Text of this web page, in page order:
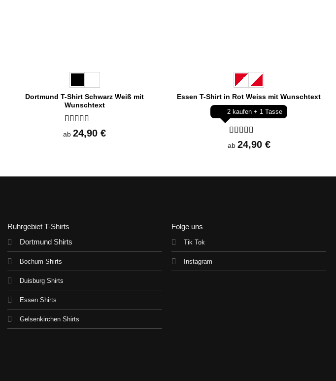
Dortmund T-Shirt Schwarz Weiß mit
Wunschtext
Bewertet
mit5 von 5
ab24,90€
Essen T-Shirt in Rot Weiss mit Wunschtext
2 kaufen + 1 Tasse
Bewertet
mit5 von 5
ab 24,90 €
Ruhrgebiet T-Shirts
Dortmund Shirts
Bochum Shirts
Duisburg Shirts
Essen Shirts
Gelsenkirchen Shirts
Folge uns
Tik Tok
Instagram